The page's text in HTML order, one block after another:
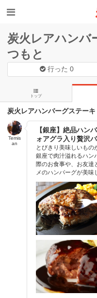
炭火レアハンバ
つもと
行った0
トップ
炭火レアハンバーグステー
Temis
an
【銀座】絶品ハン
ォアグラ入り贅沢
とびきり美味しいもの
銀座で肉汁溢れるハン
際のお食事や、お友達
メのハンバーグが美味